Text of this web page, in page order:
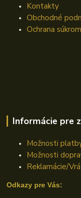
Kontakty
Obchodné
Ochrana
Informácie pre
Možnosti
Možnosti
Reklamácie/
Odkazy pre Vás: